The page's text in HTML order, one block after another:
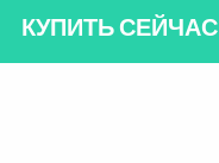
КУПИТЬ СЕЙЧАС